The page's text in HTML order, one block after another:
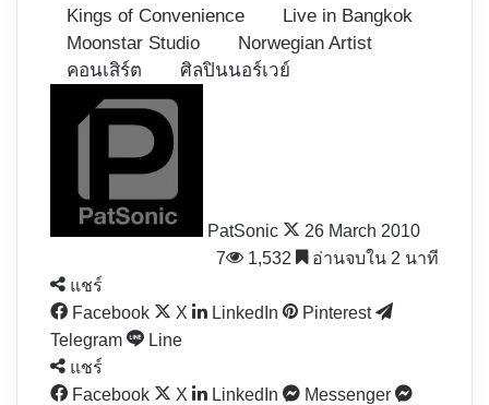
Kings of Convenience
Live in Bangkok
Moonstar Studio
Norwegian Artist
คอนเสิร์ต
ศิลปินนอร์เวย์
PatSonic
26 March 2010
7
1,532
อ่านจบใน 2 นาที
แชร์
Facebook
X LinkedIn
Pinterest
Telegram
Line
แชร์
Facebook
X LinkedIn
Messenger